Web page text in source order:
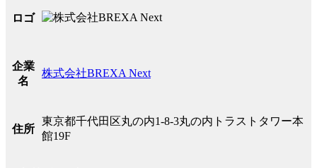
ロゴ
企業
名
株式会社BREXA Next
住所
東京都千代田区丸の内1-8-3丸の内トラストタワー本
館19F